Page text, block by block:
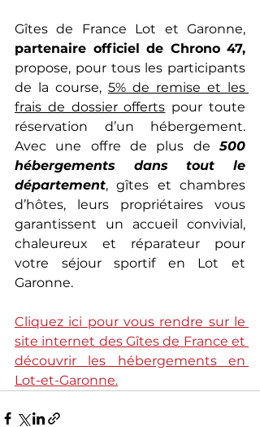
partenaire officiel de Chrono 47,
propose, pour tous les participants
de la course, 5% de remise et les
frais de dossier offerts pour toute
réservation d’un hébergement.
Avec une offre de plus de 500
hébergements dans tout le
département, gîtes et chambres
d’hôtes, leurs propriétaires vous
garantissent un accueil convivial,
chaleureux et réparateur pour
votre séjour sportif en Lot et
Garonne.
Cliquez ici pour vous rendre sur le
site internet des Gîtes de France et
découvrir les hébergements en
Lot-et-Garonne.